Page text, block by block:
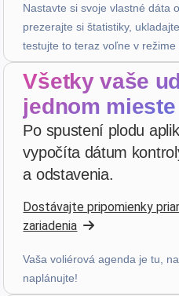
PHILIPPE JAUFFRIT ·
star
“Je rencontre des bugues”
pred 3 týždňami
A... ·Italy
starstarstar starstar
Päťhviezdičkové hodnotenie
pred 3 týždňami
Patrick Salmon ·France
star
Nastavte si svoje vlastné dáta
prezerajte si štatistiky,
testujte to teraz voľne v
Všetky vaše
jednom mieste
Po spustení plodu
vypočíta dátum
a odstavenia.
Dostávajte pripomienky
zariadenia
Vaša voliérová agenda je tu,
naplánujte!